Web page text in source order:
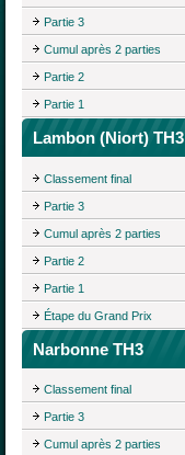
Partie 3
Cumul après 2 parties
Partie 2
Partie 1
Lambon (Niort) TH3
Classement final
Partie 3
Cumul après 2 parties
Partie 2
Partie 1
Étape du Grand Prix
Narbonne TH3
Classement final
Partie 3
Cumul après 2 parties